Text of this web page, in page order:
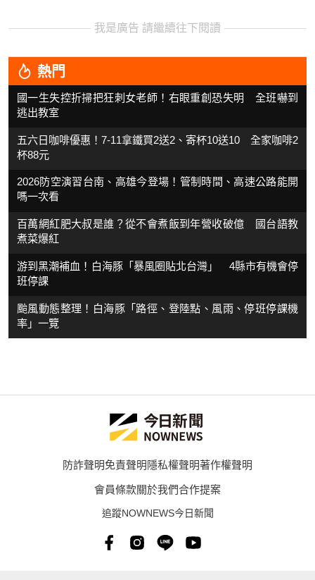
我是廣告 請繼續往下閱讀
熱門
國一生失控折掃把狂刺女老師！右眼重創恐失明 全班嚇到
逃出教室
五六日咖啡優惠！7-11拿鐵買2送2、寄杯10送10 全家咖啡2
杯88元
2026防空演習台南、高雄今登場！管制時間、高速公路能開
嗎一次看
百萬網紅肥大叔是誰？從不會煮飯到年營收破億 國台語教
煮菜爆紅
游到黑潮補血！白海豚「暴風圈貼北台灣」 4縣市有機會停
班停課
颱風動態整理！白海豚「路徑、登陸點、風雨、停班停課機
率」一覽
防詐聲明免責聲明隱私權聲明著作權聲明
會員條款關於我們合作提案
追蹤NOWNEWS今日新聞